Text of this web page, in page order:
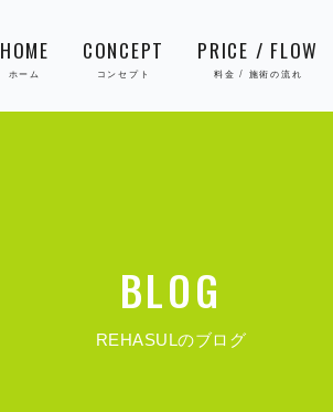
HOME CONCEPT PRICE / FLOW
BLOG
REHASULのブログ